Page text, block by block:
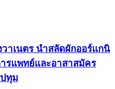
เนตร นำสลัดผักออร์แกนิ
รแพทย์และอาสาสมัคร
ทุม